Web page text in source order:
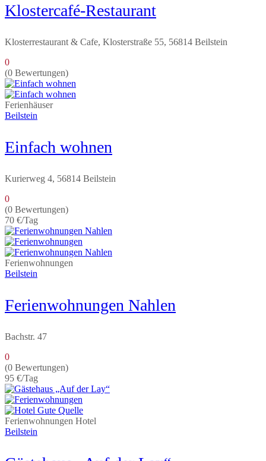
Klostercafé-Restaurant
Klosterrestaurant & Cafe, Klosterstraße 55, 56814 Beilstein
0
(0 Bewertungen)
Ferienhäuser
Beilstein
Einfach wohnen
Kurierweg 4, 56814 Beilstein
0
(0 Bewertungen)
70 €/Tag
Ferienwohnungen
Beilstein
Ferienwohnungen Nahlen
Bachstr. 47
0
(0 Bewertungen)
95 €/Tag
Ferienwohnungen Hotel
Beilstein